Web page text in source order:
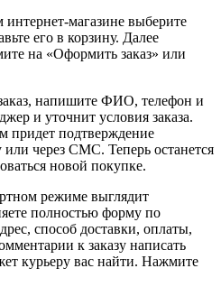
магазине выберите
его в корзину. Далее
на «Оформить заказ» или
напишите ФИО, телефон и
и уточнит условия заказа.
придет подтверждение
через СМС. Теперь останется
новой покупке.
режиме выглядит
полностью форму по
способ доставки, оплаты,
к заказу написать
курьеру вас найти. Нажмите